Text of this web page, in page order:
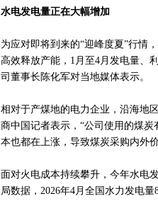
水电发电量正在大幅增加
为应对即将到来的“迎峰度夏”行情
高效释放产能，1月至4月发电量、
司董事长陈化军对当地媒体表示。
相对于产煤地的电力企业，沿海地
商中国记者表示，“公司使用的煤
本也都在上涨，导致煤炭采购内外
面对火电成本持续攀升，今年水电
局数据，2026年4月全国水力发电